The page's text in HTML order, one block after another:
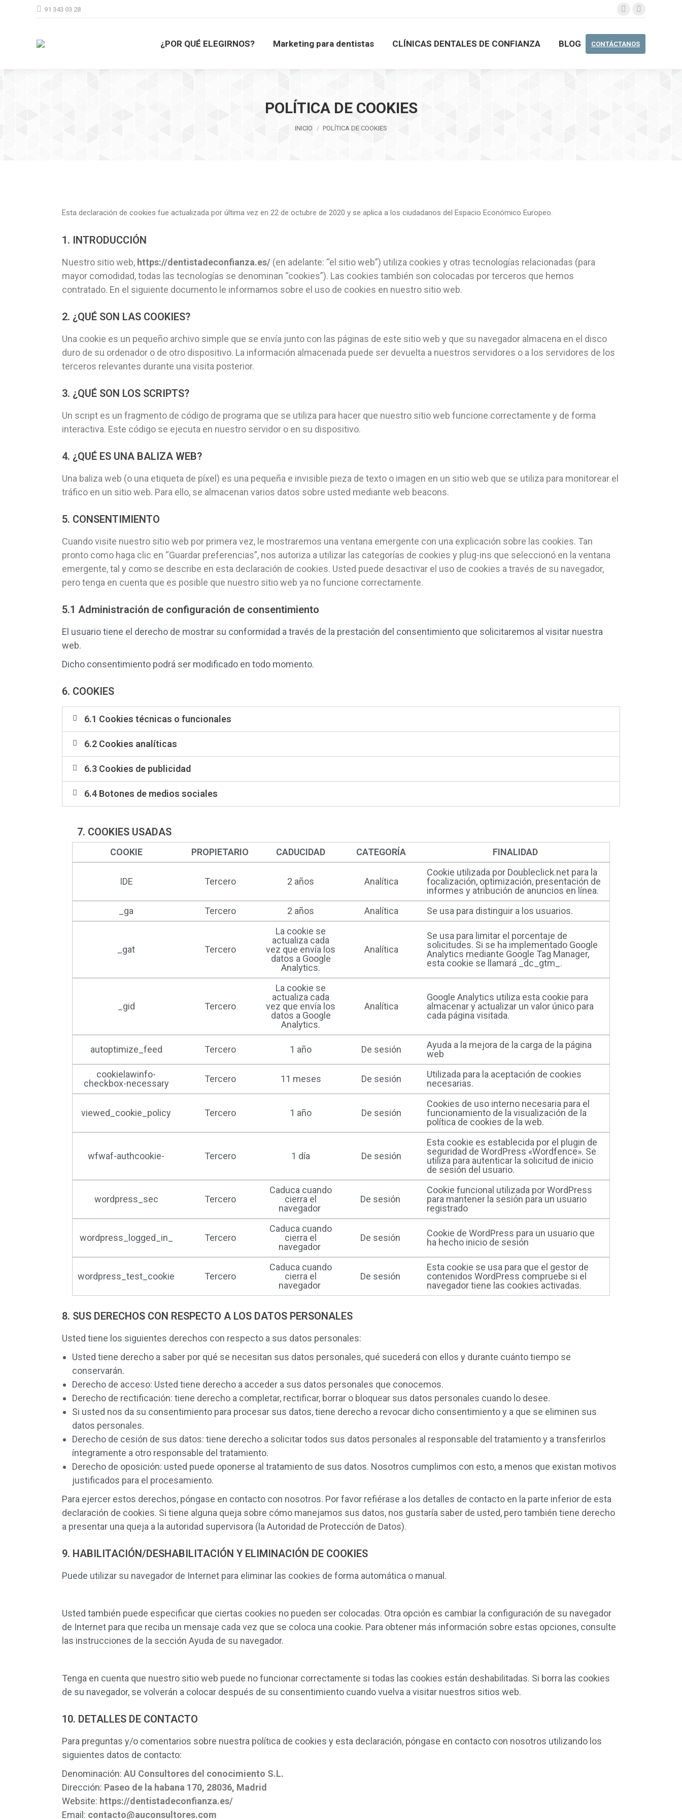
91 343 03 28
¿POR QUÉ ELEGIRNOS? Marketing para dentistas CLÍNICAS DENTALES DE CONFIANZA BLOG CONTÁCTANOS
POLÍTICA DE COOKIES
Estás aquí:
INICIO POLÍTICA DE COOKIES
Esta declaración de cookies fue actualizada por última vez en 22 de octubre de 2020 y se aplica a los ciudadanos del Espacio Económico Europeo.
1. INTRODUCCIÓN
Nuestro sitio web, https://dentistadeconfianza.es/ (en adelante: “el sitio web”) utiliza cookies y otras tecnologías relacionadas (para
mayor comodidad, todas las tecnologías se denominan “cookies”). Las cookies también son colocadas por terceros que hemos
contratado. En el siguiente documento le informamos sobre el uso de cookies en nuestro sitio web.
2. ¿QUÉ SON LAS COOKIES?
Una cookie es un pequeño archivo simple que se envía junto con las páginas de este sitio web y que su navegador almacena en el disco
duro de su ordenador o de otro dispositivo. La información almacenada puede ser devuelta a nuestros servidores o a los servidores de los
terceros relevantes durante una visita posterior.
3. ¿QUÉ SON LOS SCRIPTS?
Un script es un fragmento de código de programa que se utiliza para hacer que nuestro sitio web funcione correctamente y de forma
interactiva. Este código se ejecuta en nuestro servidor o en su dispositivo.
4. ¿QUÉ ES UNA BALIZA WEB?
Una baliza web (o una etiqueta de píxel) es una pequeña e invisible pieza de texto o imagen en un sitio web que se utiliza para monitorear el
tráfico en un sitio web. Para ello, se almacenan varios datos sobre usted mediante web beacons.
5. CONSENTIMIENTO
Cuando visite nuestro sitio web por primera vez, le mostraremos una ventana emergente con una explicación sobre las cookies. Tan
pronto como haga clic en “Guardar preferencias”, nos autoriza a utilizar las categorías de cookies y plug-ins que seleccionó en la ventana
emergente, tal y como se describe en esta declaración de cookies. Usted puede desactivar el uso de cookies a través de su navegador,
pero tenga en cuenta que es posible que nuestro sitio web ya no funcione correctamente.
5.1 Administración de configuración de consentimiento
El usuario tiene el derecho de mostrar su conformidad a través de la prestación del consentimiento que solicitaremos al visitar nuestra
web.
Dicho consentimiento podrá ser modificado en todo momento.
6. COOKIES
6.1 Cookies técnicas o funcionales
6.2 Cookies analíticas
6.3 Cookies de publicidad
6.4 Botones de medios sociales
7. COOKIES USADAS
COOKIE PROPIETARIO CADUCIDAD CATEGORÍA FINALIDAD
IDE Tercero 2 años Analítica
Cookie utilizada por Doubleclick.net para la
focalización, optimización, presentación de
informes y atribución de anuncios en línea.
_ga
Tercero 2 años Analítica Se usa para distinguir a los usuarios.
_gat Tercero
La cookie se
actualiza cada
vez que envía los
datos a Google
Analytics.
Analítica
Se usa para limitar el porcentaje de
solicitudes. Si se ha implementado Google
Analytics mediante Google Tag Manager,
esta cookie se llamará _dc_gtm_ .
_gid Tercero
La cookie se
actualiza cada
vez que envía los
datos a Google
Analytics.
Analítica
Google Analytics utiliza esta cookie para
almacenar y actualizar un valor único para
cada página visitada.
autoptimize_feed Tercero 1 año De sesión
Ayuda a la mejora de la carga de la página
web
cookielawinfo-
checkbox-necessary
Tercero 11 meses De sesión
Utilizada para la aceptación de cookies
necesarias.
viewed_cookie_policy Tercero 1 año De sesión
Cookies de uso interno necesaria para el
funcionamiento de la visualización de la
política de cookies de la web.
wfwaf-authcookie- Tercero 1 día De sesión
Esta cookie es establecida por el plugin de
seguridad de WordPress «Wordfence». Se
utiliza para autenticar la solicitud de inicio
de sesión del usuario.
wordpress_sec Tercero
Caduca cuando
cierra el
navegador ​
De sesión ​
Cookie funcional utilizada por WordPress
para mantener la sesión para un usuario
registrado
wordpress_logged_in_ Tercero
Caduca cuando
cierra el
navegador ​
De sesión ​
Cookie de WordPress para un usuario que
ha hecho inicio de sesión
wordpress_test_cookie Tercero
Caduca cuando
cierra el
navegador ​
De sesión ​
Esta cookie se usa para que el gestor de
contenidos WordPress compruebe si el
navegador tiene las cookies activadas.
8. SUS DERECHOS CON RESPECTO A LOS DATOS PERSONALES
Usted tiene los siguientes derechos con respecto a sus datos personales:
Usted tiene derecho a saber por qué se necesitan sus datos personales, qué sucederá con ellos y durante cuánto tiempo se
conservarán.
Derecho de acceso: Usted tiene derecho a acceder a sus datos personales que conocemos.
Derecho de rectificación: tiene derecho a completar, rectificar, borrar o bloquear sus datos personales cuando lo desee.
Si usted nos da su consentimiento para procesar sus datos, tiene derecho a revocar dicho consentimiento y a que se eliminen sus
datos personales.
Derecho de cesión de sus datos: tiene derecho a solicitar todos sus datos personales al responsable del tratamiento y a transferirlos
íntegramente a otro responsable del tratamiento.
Derecho de oposición: usted puede oponerse al tratamiento de sus datos. Nosotros cumplimos con esto, a menos que existan motivos
justificados para el procesamiento.
Para ejercer estos derechos, póngase en contacto con nosotros. Por favor refiérase a los detalles de contacto en la parte inferior de esta
declaración de cookies. Si tiene alguna queja sobre cómo manejamos sus datos, nos gustaría saber de usted, pero también tiene derecho
a presentar una queja a la autoridad supervisora (la Autoridad de Protección de Datos).
9. HABILITACIÓN/DESHABILITACIÓN Y ELIMINACIÓN DE COOKIES
Puede utilizar su navegador de Internet para eliminar las cookies de forma automática o manual.
Usted también puede especificar que ciertas cookies no pueden ser colocadas. Otra opción es cambiar la configuración de su navegador
de Internet para que reciba un mensaje cada vez que se coloca una cookie. Para obtener más información sobre estas opciones, consulte
las instrucciones de la sección Ayuda de su navegador.
Tenga en cuenta que nuestro sitio web puede no funcionar correctamente si todas las cookies están deshabilitadas. Si borra las cookies
de su navegador, se volverán a colocar después de su consentimiento cuando vuelva a visitar nuestros sitios web.
10. DETALLES DE CONTACTO
Para preguntas y/o comentarios sobre nuestra política de cookies y esta declaración, póngase en contacto con nosotros utilizando los
siguientes datos de contacto:
Denominación: AU Consultores del conocimiento S.L.
Dirección: Paseo de la habana 170, 28036, Madrid
Website: https://dentistadeconfianza.es/
Email: contacto@auconsultores.com
¿POR QUÉ ELEGIRNOS? Marketing para dentistas CLÍNICAS DENTALES DE CONFIANZA BLOG CONTÁCTANOS